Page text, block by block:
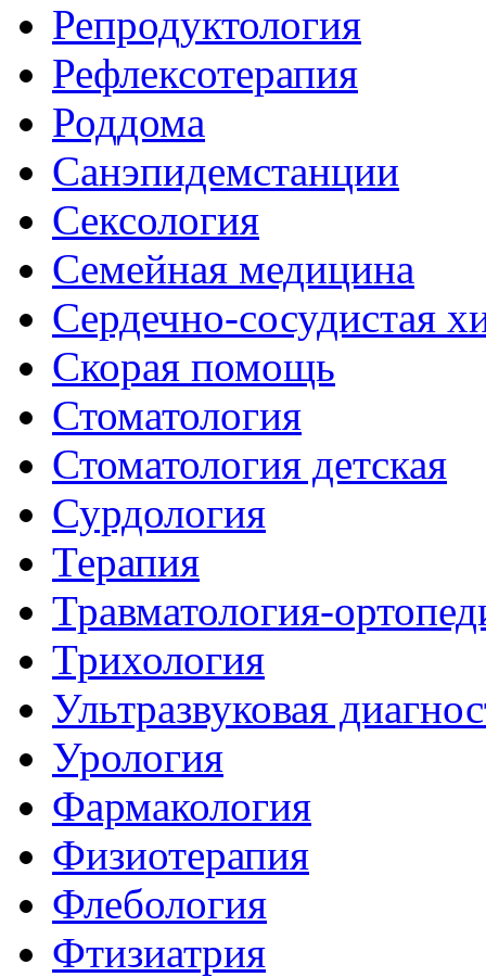
Репродуктология
Рефлексотерапия
Роддома
Санэпидемстанции
Сексология
Семейная медицина
Сердечно-сосудистая
Скорая помощь
Стоматология
Стоматология детская
Сурдология
Терапия
Травматология-
Трихология
Ультразвуковая
Урология
Фармакология
Физиотерапия
Флебология
Фтизиатрия